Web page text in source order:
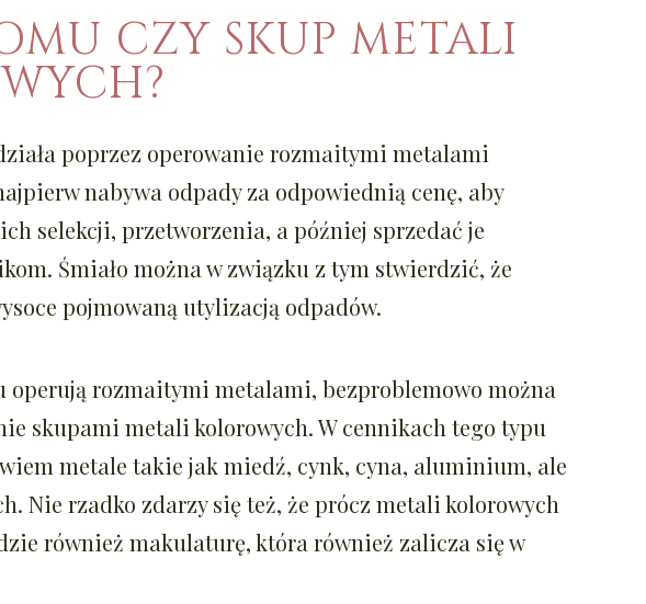
CZY SKUP METALI
poprzez operowanie rozmaitymi metalami
nabywa odpady za odpowiednią cenę, aby
selekcji, przetworzenia, a później sprzedać je
Śmiało można w związku z tym stwierdzić, że
pojmowaną utylizacją odpadów.
operują rozmaitymi metalami, bezproblemowo można
skupami metali kolorowych. W cennikach tego typu
metale takie jak miedź, cynk, cyna, aluminium, ale
Nie rzadko zdarzy się też, że prócz metali kolorowych
również makulaturę, która również zalicza się w